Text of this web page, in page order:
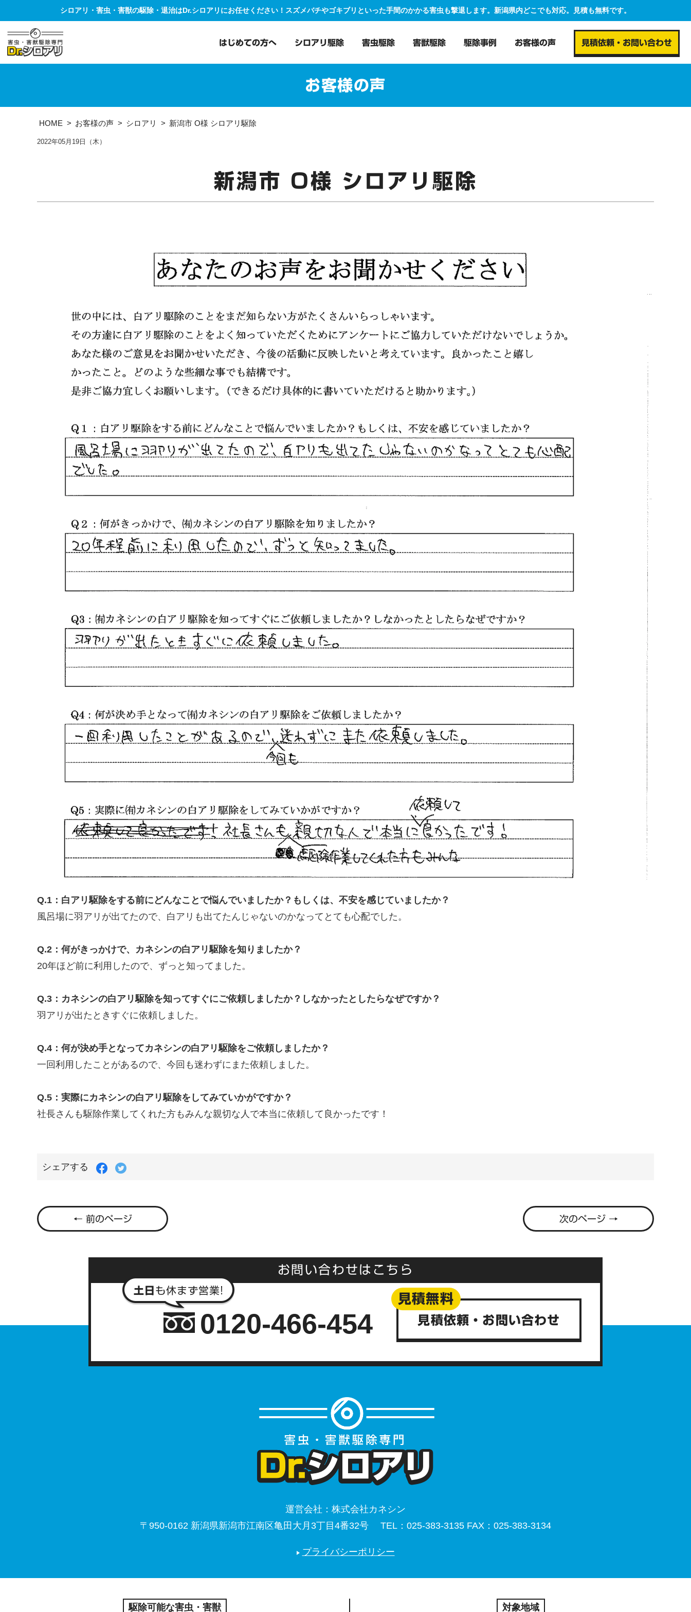
シロアリ・害虫・害獣の駆除・退治はDr.シロアリにお任せください！スズメバチやゴキブリといった手間のかかる害虫も撃退します。新潟県内どこでも対応。見積も無料です。
はじめての方へ シロアリ駆除 害虫駆除 害獣駆除 駆除事例 お客様の声 見積依頼・お問い合わせ
お客様の声
HOME お客様の声 シロアリ 新潟市 O様 シロアリ駆除
2022年05月19日（木）
新潟市 O様 シロアリ駆除
Q.1：白アリ駆除をする前にどんなことで悩んでいましたか？もしくは、不安を感じていましたか？
風呂場に羽アリが出てたので、白アリも出てたんじゃないのかなってとても心配でした。
Q.2：何がきっかけで、カネシンの白アリ駆除を知りましたか？
20年ほど前に利用したので、ずっと知ってました。
Q.3：カネシンの白アリ駆除を知ってすぐにご依頼しましたか？しなかったとしたらなぜですか？
羽アリが出たときすぐに依頼しました。
Q.4：何が決め手となってカネシンの白アリ駆除をご依頼しましたか？
一回利用したことがあるので、今回も迷わずにまた依頼しました。
Q.5：実際にカネシンの白アリ駆除をしてみていかがですか？
社長さんも駆除作業してくれた方もみんな親切な人で本当に依頼して良かったです！
シェアする
Facebook
で
ア
す
る
Twitter
ア
す
る
← 前のページ 次のページ →
お問い合わせはこちら
0120-466-454
見積無料
見積依頼・お問い合わせ
運営会社： 株式会社カネシン
〒950-0162 新潟県新潟市江南区亀田大月3丁目4番32号 TEL： 025-383-3135 FAX：025-383-3134
プライバシーポリシー
駆除可能な害虫・害獣 対象地域